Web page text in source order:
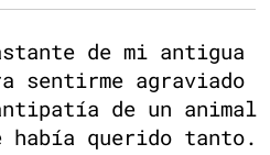
de mi antigua
sentirme agraviado
de un animal
había querido tanto.